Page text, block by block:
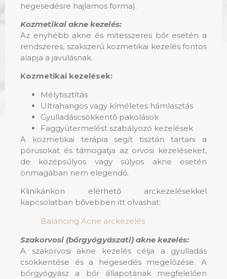
hegesedésre hajlamos forma).
Kozmetikai akne kezelés:
Az enyhébb akne és mitesszeres bőr esetén a
rendszeres, szakszerű kozmetikai kezelés fontos
alapja a javulásnak.
Kozmetikai kezelések:
Mélytisztítás
Ultrahangos vagy kíméletes hámlasztás
Gyulladáscsökkentő pakolások
Faggyútermelést szabályozó kezelések
A kozmetikai terápia segít tisztán tartani a
pórusokat és támogatja az orvosi kezeléseket,
de középsúlyos vagy súlyos akne esetén
önmagában nem elegendő.
Klinikánkon elérhető arckezelésekkel
kapcsolatban bővebben itt olvashat:
Balancing Acne arckezelés
Szakorvosi (bőrgyógyászati) akne kezelés:
A szakorvosi akne kezelés célja a gyulladás
csökkentése és a hegesedés megelőzése. A
bőrgyógyász a bőr állapotának megfelelően